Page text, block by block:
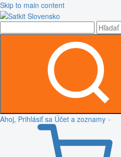
Skip to main content
Ahoj, Prihlásiť sa Účet a zoznamy